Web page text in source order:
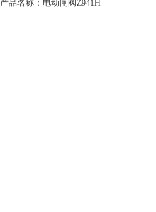
产品名称：电动闸阀Z941H